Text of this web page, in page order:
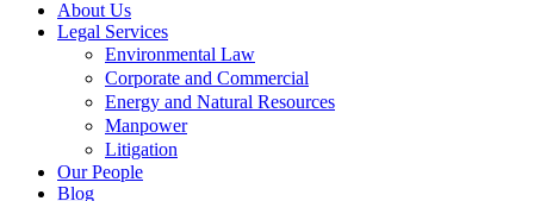
About Us
Legal Services
Environmental Law
Corporate and Commercial
Energy and Natural Resources
Manpower
Litigation
Our People
Blog